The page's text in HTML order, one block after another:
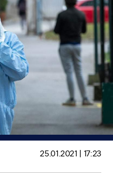
25.01.2021 | 17:23